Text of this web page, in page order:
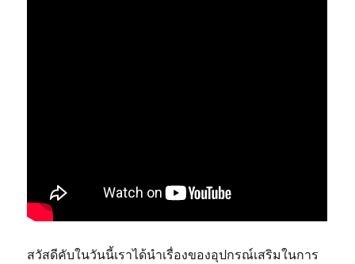
สวัสดีคับในวันนี้เราได้นำเรื่องของอุปกรณ์เสริมในการ